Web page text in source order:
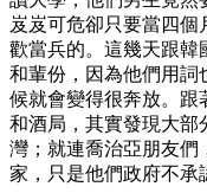
岌岌可危卻只要當四
歡當兵的。這幾天跟韓
和輩份，因為他們用詞
候就會變得很奔放。跟
和酒局，其實發現大部
灣；就連喬治亞朋友們
家，只是他們政府不承